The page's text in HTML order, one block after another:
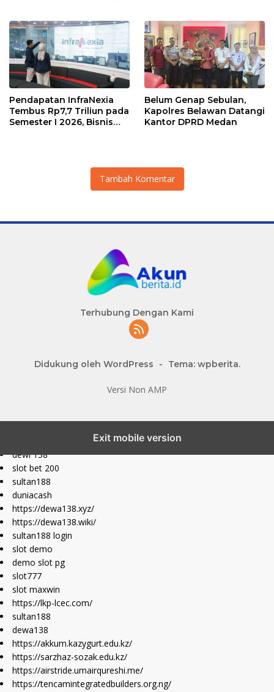
Pendapatan InfraNexia
Tembus Rp7,7 Triliun pada
Semester I 2026, Bisnis
Belum Genap Sebulan,
Kapolres Belawan Datangi
Kantor DPRD Medan
Tambah Komentar
Terhubung Dengan Kami
Didukung oleh WordPress - Tema: wpberita.
Versi Non AMP
Exit mobile version
dewi 138
slot bet 200
sultan188
duniacash
https://dewa138.xyz/
https://dewa138.wiki/
sultan188 login
slot demo
demo slot pg
slot777
slot maxwin
https://lkp-lcec.com/
sultan188
dewa138
https://akkum.kazygurt.edu.kz/
https://sarzhaz-sozak.edu.kz/
https://airstride.umairqureshi.me/
https://tencamintegratedbuilders.org.ng/